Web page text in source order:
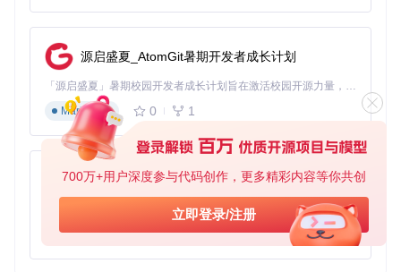
700万+用户深度参与代码创作，更多精彩内容等你共创
立即登录/注册
体
运行游戏，在层级面板中选择玩家角色对象
在属性面板中找到CharacterController组件
实时调整MoveSpeed参数从5增加到7.5
观察角色移动效果，继续微调至6.8获得最佳手感
预期效果：无需重启游戏即可完成10-15次参数迭代，最终找
到最优值，整个过程从传统方法的5-8分钟缩短至30秒以内。
UI元素布局调试
在运行时选择UI Canvas对象
展开RectTransform组件
源启盛夏_AtomGit暑期开发者成长计划
「源启盛夏」暑期校园开发者成长计划旨在激活校园开源力量，通过积分激励、认证扶持、资源倾斜等形式，引导高校组织和开发者完成「入驻 — 建项目 — 做贡献 — 获认证 — 得资源」的完整闭环。无论你是想带领社团入驻平台的组织者，还是希望用代码贡献证明自己的开发者，都能在这里找到属于你的成长路径。
Markdown
0 1
py-xiaozhi
基于Python的Xiaozhi AI，适用于想要完整Xiaozhi体验而无需拥有专用硬件的用户。
Python
0 1